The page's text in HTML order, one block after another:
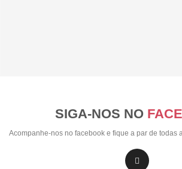
SIGA-NOS NO
Acompanhe-nos no facebook e fique a par de todas